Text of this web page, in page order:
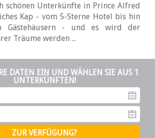
schönen Unterkünfte in Prince Alfred
Kap - vom 5-Sterne Hotel bis hin
Gästehäusern - und es wird der
Träume werden ...
DATEN EIN UND WÄHLEN SIE AUS 1
UNTERKÜNFTEN!